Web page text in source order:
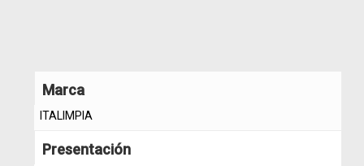
Marca
ITALIMPIA
Presentación